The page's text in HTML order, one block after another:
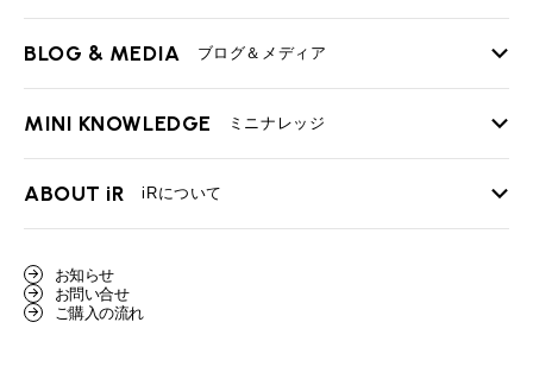
必要書類
BMWミニ買取査定依頼
ローバーミニ買取査定依頼
TOP
最近の修理実績
BLOG & MEDIA ブログ＆メディア
TOP
User's Voice 購入者様の声
Part's Report
MINI KNOWLEDGE ミニナレッジ
TOP
ローバーミニナレッジ
ABOUT iR iRについて
スタッフ紹介
お知らせ
お問い合せ
ご購入の流れ